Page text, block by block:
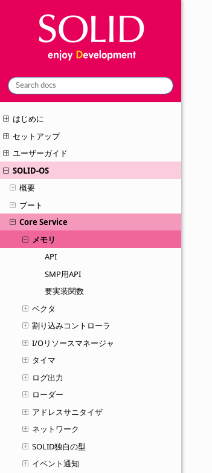
はじめに
セットアップ
ユーザーガイド
SOLID-OS
概要
ブート
Core Service
メモリ
API
SMP用API
要実装関数
ベクタ
割り込みコントローラ
I/Oリソースマネージャ
タイマ
ログ出力
ローダー
アドレスサニタイザ
ネットワーク
SOLID独自の型
イベント通知